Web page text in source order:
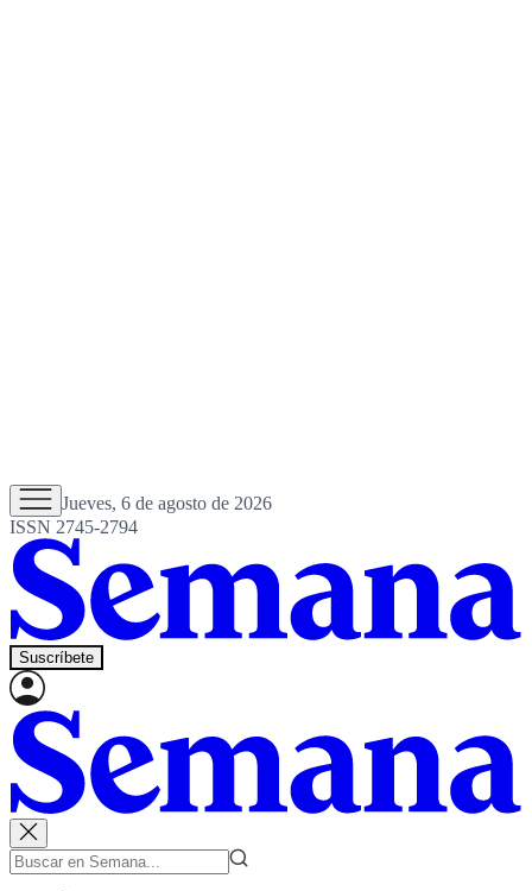
Jueves, 6 de agosto de 2026
ISSN 2745-2794
Suscríbete